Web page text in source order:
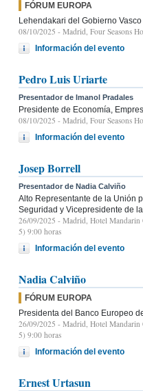
FÓRUM EUROPA
Lehendakari del Gobierno Vasco
08/10/2025 - Madrid, Four Seasons
Información del evento
Pedro Luis Uriarte
Presentador de Imanol Pradales
Presidente de Economía,
08/10/2025 - Madrid, Four Seasons
Información del evento
Josep Borrell
Presentador de Nadia Calviño
Alto Representante de la Unión
Seguridad y Vicepresidente de
26/09/2025 - Madrid, Hotel Mandarin
5) 9:00 horas
Información del evento
Nadia Calviño
FÓRUM EUROPA
Presidenta del Banco Europeo
26/09/2025 - Madrid, Hotel Mandarin
5) 9:00 horas
Información del evento
Ernest Urtasun